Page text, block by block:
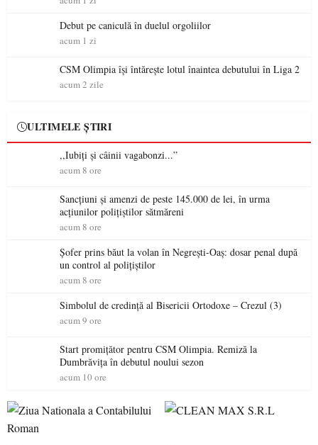
Debut pe caniculă în duelul orgoliilor
acum 1 zi
CSM Olimpia își întărește lotul înaintea debutului în Liga 2
acum 2 zile
ULTIMELE ȘTIRI
,,Iubiți și câinii vagabonzi...”
acum 8 ore
Sancțiuni și amenzi de peste 145.000 de lei, în urma
acțiunilor polițiștilor sătmăreni
acum 8 ore
Șofer prins băut la volan în Negrești-Oaș: dosar penal după
un control al polițiștilor
acum 8 ore
Simbolul de credinţă al Bisericii Ortodoxe – Crezul (3)
acum 9 ore
Start promițător pentru CSM Olimpia. Remiză la
Dumbrăvița în debutul noului sezon
acum 10 ore